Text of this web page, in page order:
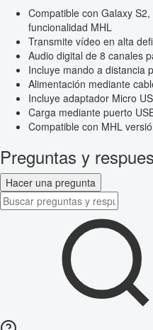
Compatible con Galaxy
funcionalidad MHL
Transmite vídeo en alta
Audio digital de 8 canales
Incluye mando a distancia
Alimentación mediante
Incluye adaptador Micro
Carga mediante puerto
Compatible con MHL
Preguntas y
Hacer una pregunta